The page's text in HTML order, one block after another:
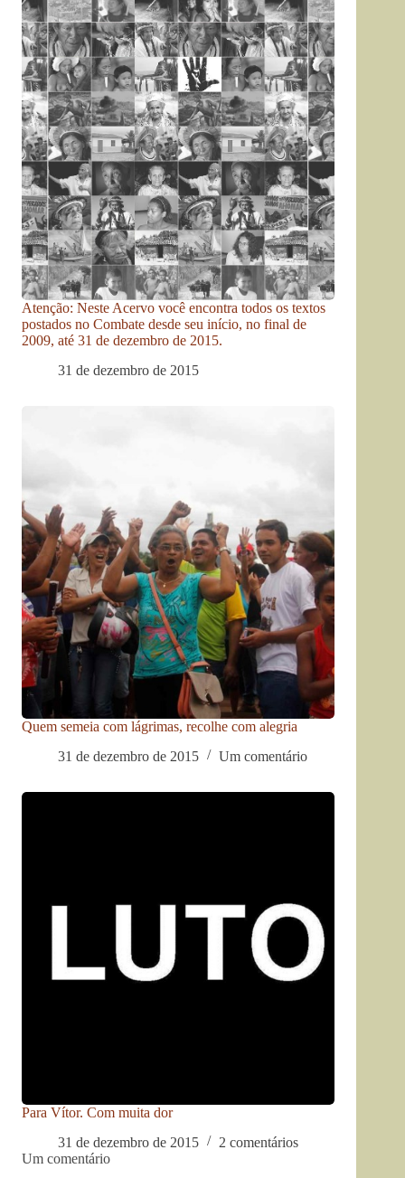
Atenção: Neste Acervo você encontra todos os textos
postados no Combate desde seu início, no final de
2009, até 31 de dezembro de 2015.
31 de dezembro de 2015
Quem semeia com lágrimas, recolhe com alegria
31 de dezembro de 2015
Um comentário
Para Vítor. Com muita dor
31 de dezembro de 2015
2 comentários
Um comentário